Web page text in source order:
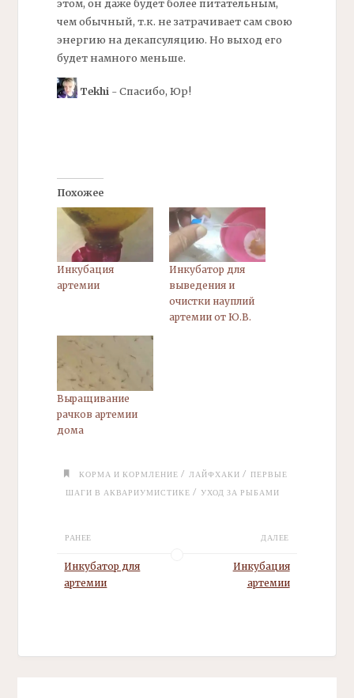
этом, он даже будет более питательным,
чем обычный, т.к. не затрачивает сам свою
энергию надекапсуляцию. Но выход его
будет намного меньше.
Tekhi- Спасибо, Юр!
Похожее
Инкубация
артемии
Инкубатор для
выведения и
очистки науплий
артемии от Ю.В.
Выращивание
рачков артемии
дома
КОРМА И КОРМЛЕНИЕ / ЛАЙФХАКИ / ПЕРВЫЕ
ШАГИ В АКВАРИУМИСТИКЕ / УХОД ЗА РЫБАМИ
РАНЕЕ
Инкубатор для
артемии
ДАЛЕЕ
Инкубация
артемии